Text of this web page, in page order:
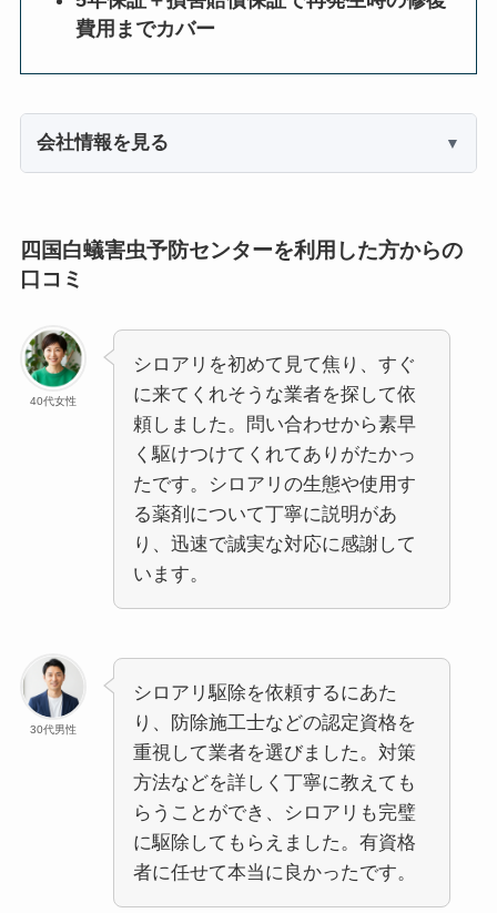
費用までカバー
会社情報を見る
四国白蟻害虫予防センターを利用した方からの
口コミ
40代女性
シロアリを初めて見て焦り、すぐ
に来てくれそうな業者を探して依
頼しました。問い合わせから素早
く駆けつけてくれてありがたかっ
たです。シロアリの生態や使用す
る薬剤について丁寧に説明があ
り、迅速で誠実な対応に感謝して
います。
30代男性
シロアリ駆除を依頼するにあた
り、防除施工士などの認定資格を
重視して業者を選びました。対策
方法などを詳しく丁寧に教えても
らうことができ、シロアリも完璧
に駆除してもらえました。有資格
者に任せて本当に良かったです。